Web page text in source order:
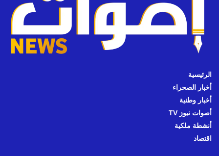
الرئيسية
أخبار الصحراء
أخبار وطنية
أصوات نيوز TV
أنشطة ملكية
اقتصاد